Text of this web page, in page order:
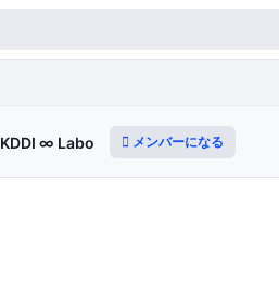
KDDI ∞ Labo メンバーになる